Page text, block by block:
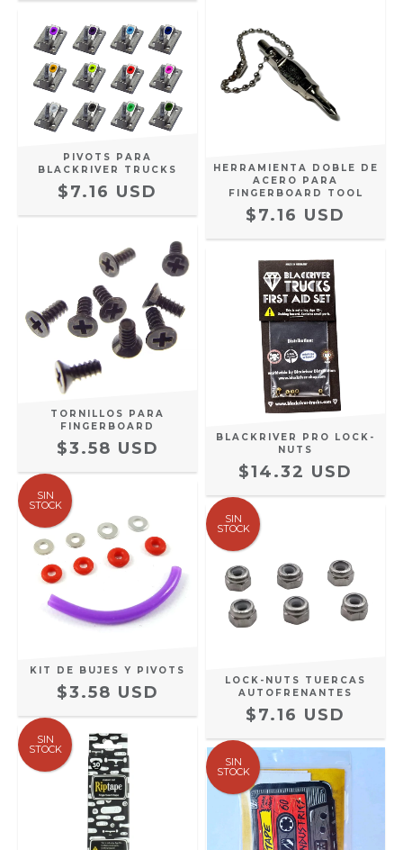
PIVOTS PARA
BLACKRIVER TRUCKS
$7.16 USD
HERRAMIENTA DOBLE DE
ACERO PARA
FINGERBOARD TOOL
$7.16 USD
TORNILLOS PARA
FINGERBOARD
$3.58 USD
BLACKRIVER PRO LOCK-
NUTS
$14.32 USD
SIN
STOCK
KIT DE BUJES Y PIVOTS
$3.58 USD
SIN
STOCK
LOCK-NUTS TUERCAS
AUTOFRENANTES
$7.16 USD
SIN
STOCK
SIN
STOCK